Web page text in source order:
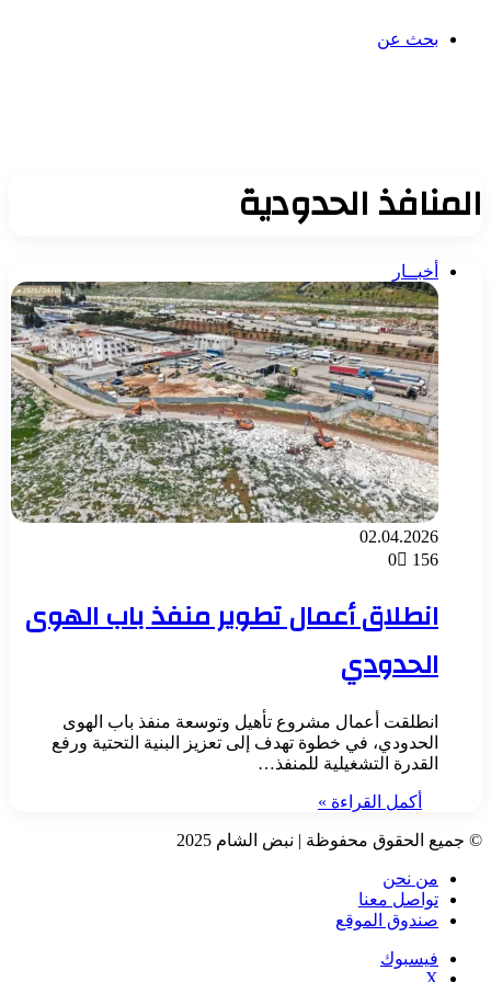
بحث عن
المنافذ الحدودية
أخبــار
02.04.2026
0
156
انطلاق أعمال تطوير منفذ باب الهوى
الحدودي
انطلقت أعمال مشروع تأهيل وتوسعة منفذ باب الهوى
الحدودي، في خطوة تهدف إلى تعزيز البنية التحتية ورفع
القدرة التشغيلية للمنفذ…
أكمل القراءة »
© جميع الحقوق محفوظة | نبض الشام 2025
من نحن
تواصل معنا
صندوق الموقع
فيسبوك
‫X